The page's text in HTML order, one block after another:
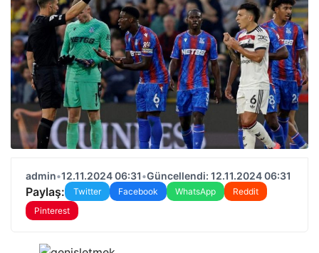
admin•12.11.2024 06:31•Güncellendi: 12.11.2024 06:31
Paylaş: Twitter Facebook WhatsApp
Reddit
Pinterest